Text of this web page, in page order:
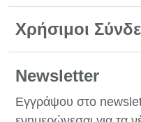
Χρήσιμοι
Newsletter
Εγγράψου στο